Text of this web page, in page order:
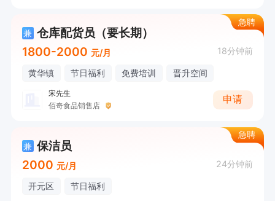
急聘
兼 仓库配货员（要长期）
1800-2000 元/月 18分钟前
黄华镇 节日福利 免费培训 晋升空间
宋先生
佰奇食品销售店
申请
急聘
兼 保洁员
2000 元/月 24分钟前
开元区 节日福利